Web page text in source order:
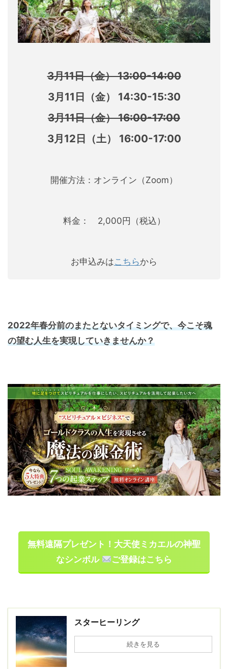
3月11日（金） 13:00-14:00
3月11日（金） 14:30-15:30
3月11日（金） 16:00-17:00
3月12日（土） 16:00-17:00
開催方法：オンライン（Zoom）
料金： 2,000円（税込）
お申込みはこちらから
2022年春分前のまたとないタイミングで、今こそ魂
の望む人生を実現していきませんか？
無料遠隔プレゼント！大天使ミカエルの神聖
なシンボル
ご登録はこちら
スターヒーリング
続きを見る